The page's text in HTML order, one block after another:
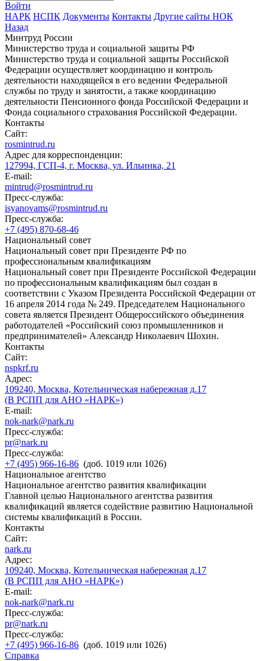
Войти
НАРК НСПК Документы Контакты Другие сайты НОК
Назад
Минтруд России
Министерство труда и социальной защиты РФ
Министерство труда и социальной защиты Российской
Федерации осуществляет координацию и контроль
деятельности находящейся в его ведении Федеральной
службы по труду и занятости, а также координацию
деятельности Пенсионного фонда Российской Федерации и
Фонда социального страхования Российской Федерации.
Контакты
Сайт:
rosmintrud.ru
Адрес для корреспонденции:
127994, ГСП-4, г. Москва, ул. Ильинка, 21
E-mail:
mintrud@rosmintrud.ru
Пресс-служба:
isyanovams@rosmintrud.ru
Пресс-служба:
+7 (495) 870-68-46
Национальный совет
Национальный совет при Президенте РФ по
профессиональным квалификациям
Национальный совет при Президенте Российской Федерации
по профессиональным квалификациям был создан в
соответствии с Указом Президента Российской Федерации от
16 апреля 2014 года № 249. Председателем Национального
совета является Президент Общероссийского объединения
работодателей «Российский союз промышленников и
предпринимателей» Александр Николаевич Шохин.
Контакты
Сайт:
nspkrf.ru
Адрес:
109240, Москва, Котельническая набережная д.17
(В РСПП для АНО «НАРК»)
E-mail:
nok-nark@nark.ru
Пресс-служба:
pr@nark.ru
Пресс-служба:
+7 (495) 966-16-86 (доб. 1019 или 1026)
Национальное агентство
Национальное агентство развития квалификации
Главной целью Национального агентства развития
квалификаций является содействие развитию Национальной
системы квалификаций в России.
Контакты
Сайт:
nark.ru
Адрес:
109240, Москва, Котельническая набережная д.17
(В РСПП для АНО «НАРК»)
E-mail:
nok-nark@nark.ru
Пресс-служба:
pr@nark.ru
Пресс-служба:
+7 (495) 966-16-86 (доб. 1019 или 1026)
Справка